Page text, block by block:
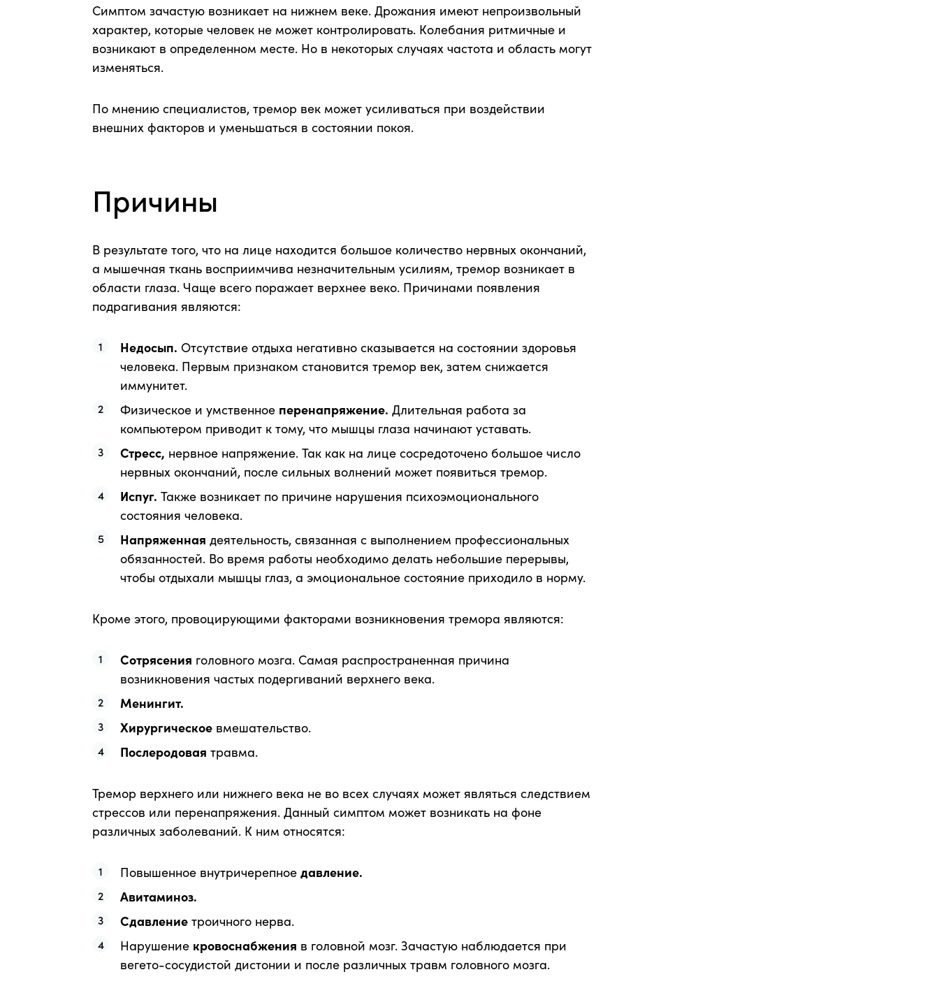
Симптом зачастую возникает на нижнем веке. Дрожания имеют непроизвольный
характер, которые человек не может контролировать. Колебания ритмичные и
возникают в определенном месте. Но в некоторых случаях частота и область могут
изменяться.
По мнению специалистов, тремор век может усиливаться при воздействии
внешних факторов и уменьшаться в состоянии покоя.
Причины
В результате того, что на лице находится большое количество нервных окончаний,
а мышечная ткань восприимчива незначительным усилиям, тремор возникает в
области глаза. Чаще всего поражает верхнее веко. Причинами появления
подрагивания являются:
Недосып. Отсутствие отдыха негативно сказывается на состоянии здоровья
человека. Первым признаком становится тремор век, затем снижается
иммунитет.
Физическое и умственное перенапряжение. Длительная работа за
компьютером приводит к тому, что мышцы глаза начинают уставать.
Стресс, нервное напряжение. Так как на лице сосредоточено большое число
нервных окончаний, после сильных волнений может появиться тремор.
Испуг. Также возникает по причине нарушения психоэмоционального
состояния человека.
Напряженная деятельность, связанная с выполнением профессиональных
обязанностей. Во время работы необходимо делать небольшие перерывы,
чтобы отдыхали мышцы глаз, а эмоциональное состояние приходило в норму.
Кроме этого, провоцирующими факторами возникновения тремора являются:
Сотрясения головного мозга. Самая распространенная причина
возникновения частых подергиваний верхнего века.
Менингит.
Хирургическое вмешательство.
Послеродовая травма.
Тремор верхнего или нижнего века не во всех случаях может являться следствием
стрессов или перенапряжения. Данный симптом может возникать на фоне
различных заболеваний. К ним относятся:
Повышенное внутричерепное давление.
Авитаминоз.
Сдавление троичного нерва.
Нарушение кровоснабжения в головной мозг. Зачастую наблюдается при
вегето-сосудистой дистонии и после различных травм головного мозга.